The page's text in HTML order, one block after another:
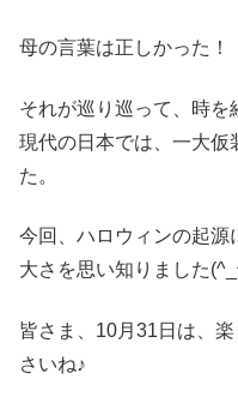
母の言葉は正しかった！
それが巡り巡って、時を
現代の日本では、一大仮
た。
今回、ハロウィンの起源
大さを思い知りました
皆さま、10月31日は、
さいね♪